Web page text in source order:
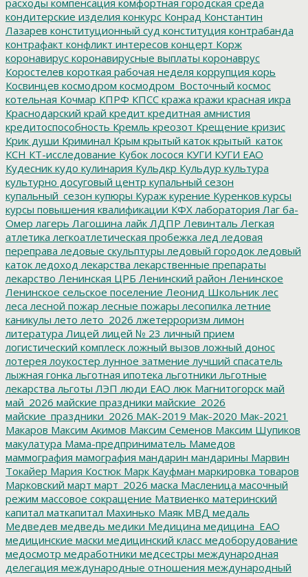
кондитерские изделия конкурс Конрад Константин
Лазарев конституционный суд конституция контрабанда
контрафакт конфликт интересов концерт Корж
коронавирус коронавирусные выплаты коронаврус
Коростелев короткая рабочая неделя коррупция корь
Косвинцев космодром космодром_Восточный космос
котельная Кочмар КПРФ КПСС кража кражи красная икра
Краснодарский край кредит кредитная амнистия
кредитоспособность Кремль креозот Крещение кризис
Крик души Криминал Крым крытый каток крытый_каток
КСН КТ-исследование Кубок лосося КУГИ КУГИ ЕАО
Кудесник кудо кулинария Кульдкр Кульдур культура
культурно досуговый центр купальный сезон
купальный_сезон купюры Кураж курение Куренков курсы
курсы повышения квалификации КФХ лаборатория Лаг ба-
Омер лагерь Лагошина лайк ЛДПР Левинталь Легкая
атлетика легкоатлетическая пробежка лед ледовая
переправа ледовые скульптуры ледовый городок ледовый
каток ледоход лекарства лекарственные препараты
лекарство Ленинская ЦРБ Ленинский район Ленинское
Ленинское сельское поселение Леонид Школьник лес
леса лесной пожар лесные пожары лесопилка летние
каникулы лето лето_2026 лжетерроризм лимон
литература Лицей лицей № 23 личный прием
логистический комплеск ложный вызов ложный донос
лотерея лоукостер лунное затмение лучший спасатель
лыжная гонка льготная ипотека льготники льготные
лекарства льготы ЛЭП люди ЕАО люк Магнитогорск май
май_2026 майские праздники майские_2026
майские_праздники_2026 МАК-2019 Мак-2020 Мак-2021
Макаров Максим Акимов Максим Семенов Максим Шупиков
макулатура Мама-предприниматель Мамедов
маммография мамография мандарин мандарины Марвин
Токайер Мария Костюк Марк Кауфман маркировка товаров
Марковский март март_2026 маска Масленица масочный
режим массовое сокращение Матвиенко материнский
капитал маткапитал Махинько Маяк МВД медаль
Медведев медведь медики Медицина медицина_ЕАО
медицинские маски медицинский класс медоборудование
медосмотр медработники медсестры международная
делегация международные отношения международный